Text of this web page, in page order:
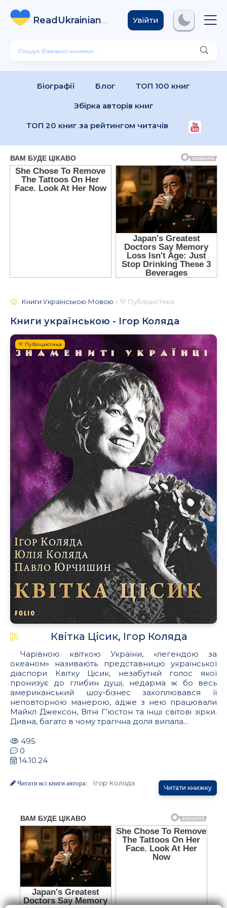
ReadUkrainian
Books .com
Увійти
Біографії Блог ТОП 100 книг
Збірка авторів книг
ТОП 20 книг за рейтингом читачів
Книги Українською Мовою » 💛 Публіцистика
Книги українською - Ігор Коляда
💛 Публіцистика
Квітка Цісик, Ігор Коляда
Чарівною квіткою України, «легендою за
океаном» називають представницю української
діаспори Квітку Цісик, незабутній голос якої
пронизує до глибин душі, недарма ж бо весь
американський шоу-бізнес захоп­лювався її
неповторною манерою, адже з нею працювали
Майкл Джексон, Вітні Г’юстон та інші світові зірки.
Дивна, багато в чому трагічна доля випала...
495
0
14.10.24
Читати всі книги автора: Ігор Коляда
Читати книжку